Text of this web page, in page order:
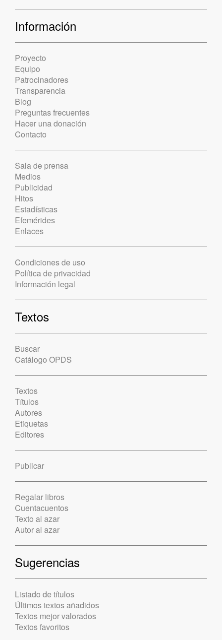
Información
Proyecto
Equipo
Patrocinadores
Transparencia
Blog
Preguntas frecuentes
Hacer una donación
Contacto
Sala de prensa
Medios
Publicidad
Hitos
Estadísticas
Efemérides
Enlaces
Condiciones de uso
Política de privacidad
Información legal
Textos
Buscar
Catálogo OPDS
Textos
Títulos
Autores
Etiquetas
Editores
Publicar
Regalar libros
Cuentacuentos
Texto al azar
Autor al azar
Sugerencias
Listado de títulos
Últimos textos añadidos
Textos mejor valorados
Textos favoritos